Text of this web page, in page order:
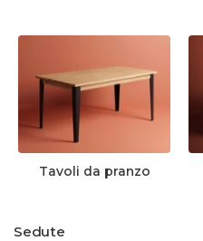
Tavoli da pranzo
Sedute